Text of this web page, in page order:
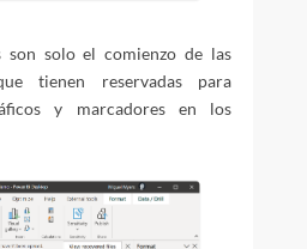
son solo el comienzo de las
tienen reservadas para
y marcadores en los